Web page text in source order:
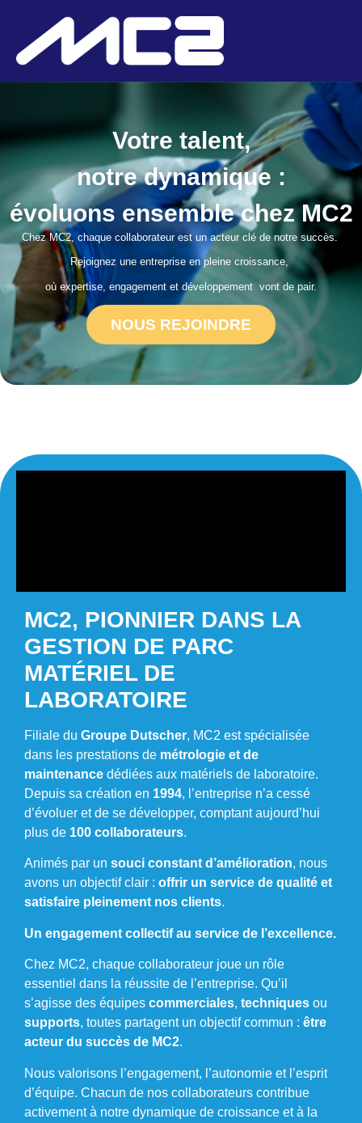
Votre talent,
notre dynamique :
évoluons ensemble chez MC2
Chez MC2, chaque collaborateur est un acteur clé de notre succès.
Rejoignez une entreprise en pleine croissance,
où expertise, engagement et développement vont de pair.
NOUS REJOINDRE
MC2, PIONNIER DANS LA
GESTION DE PARC
MATÉRIEL DE
LABORATOIRE
Filiale du Groupe Dutscher, MC2 est spécialisée
dans les prestations de métrologie et de
maintenance dédiées aux matériels de laboratoire.
Depuis sa création en 1994, l’entreprise n’a cessé
d’évoluer et de se développer, comptant aujourd’hui
plus de 100 collaborateurs.
Animés par un souci constant d’amélioration, nous
avons un objectif clair : offrir un service de qualité et
satisfaire pleinement nos clients.
Un engagement collectif au service de l’excellence.
Chez MC2, chaque collaborateur joue un rôle
essentiel dans la réussite de l’entreprise. Qu’il
s’agisse des équipes commerciales, techniques ou
supports, toutes partagent un objectif commun : être
acteur du succès de MC2.
Nous valorisons l’engagement, l’autonomie et l’esprit
d’équipe. Chacun de nos collaborateurs contribue
activement à notre dynamique de croissance et à la